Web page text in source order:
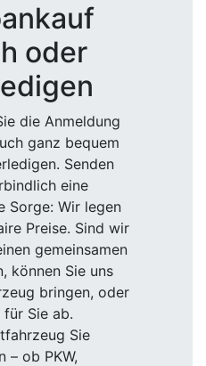
oder
die Anmeldung
ganz bequem
Senden
eine
Sorge: Wir legen
Preise. Sind wir
gemeinsamen
können Sie uns
bringen, oder
Sie ab.
Sie
– ob PKW,